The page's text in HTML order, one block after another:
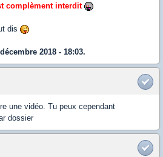
complèment interdit
dis
2018 - 18:03.
une vidéo. Tu peux cependant
dossier